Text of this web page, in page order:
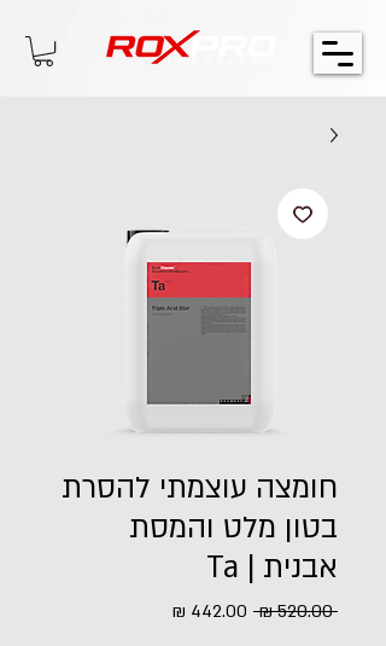
חומצה עוצמתי להסרת
בטון מלט והמסת
אבנית | Ta
‏520.00 ‏₪
מחיר